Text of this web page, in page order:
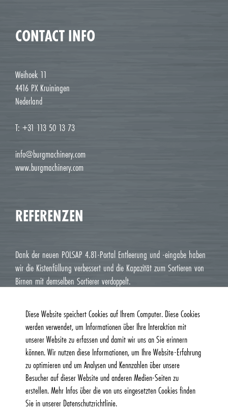
CONTACT INFO
Weihoek 11
4416 PX Kruiningen
Nederland
T: +31 113 50 13 73
info@burgmachinery.com
www.burgmachinery.com
REFERENZEN
Dank der neuen POLSAP 4.81-Portal Entleerung und -eingabe haben
wir die Kistenfüllung verbessert und die Kapazität zum Sortieren von
Birnen mit demselben Sortierer verdoppelt.
© 2026, Burg Machinefabriek B.V. | Alle Rechte vorbehalten |
Diese Website speichert Cookies auf Ihrem Computer. Diese Cookies
werden verwendet, um Informationen über Ihre Interaktion mit
unserer Website zu erfassen und damit wir uns an Sie erinnern
können. Wir nutzen diese Informationen, um Ihre Website-Erfahrung
zu optimieren und um Analysen und Kennzahlen über unsere
Besucher auf dieser Website und anderen Medien-Seiten zu
erstellen. Mehr Infos über die von uns eingesetzten Cookies finden
Sie in unserer Datenschutzrichtlinie.